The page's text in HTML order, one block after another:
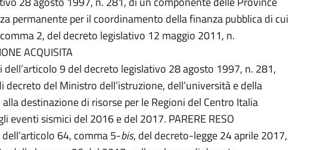
permanente per il coordinamento della finanza pubblica di cui
2, del decreto legislativo 12 maggio 2011, n.
ACQUISITA
dell’articolo 9 del decreto legislativo 28 agosto 1997, n. 281,
decreto del Ministro dell’istruzione, dell’università e della
destinazione di risorse per le Regioni del Centro Italia
eventi sismici del 2016 e del 2017. PARERE RESO
64, comma 5-bis, del decreto-legge 24 aprile 2017,